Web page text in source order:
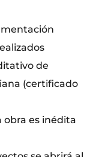
de
(certificado
obra es inédita